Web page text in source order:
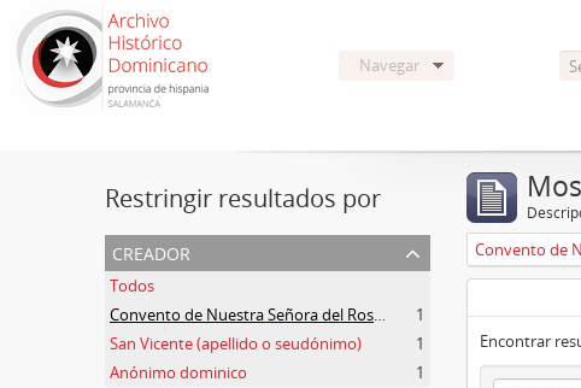
Navegar
Restringir resultados por
creador
Todos
Convento de Nuestra Señora del Rosario de Oviedo
1
San Vicente (apellido o seudónimo)
1
Anónimo dominico
1
Encontrar